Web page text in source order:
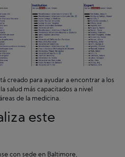
creado para ayudar a encontrar a los
salud más capacitados a nivel
de la medicina.
este
con sede en Baltimore,